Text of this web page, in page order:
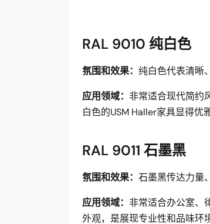
RAL 9010 纯白色
氛围和效果： 纯白色代表清晰
应用领域： 非常适合现代简约
白色的USM Haller家具显得优
RAL 9011 石墨黑
氛围和效果： 石墨黑传达力量
应用领域： 非常适合办公室、
外观，是展现专业性和品味环